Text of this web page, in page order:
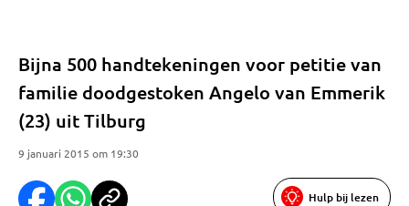
Bijna 500 handtekeningen voor petitie van
familie doodgestoken Angelo van Emmerik
(23) uit Tilburg
9 januari 2015 om 19:30
Hulp bij lezen